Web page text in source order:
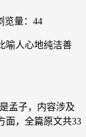
览量：44
喻人心地纯洁善
孟子，内容涉及
面，全篇原文共33